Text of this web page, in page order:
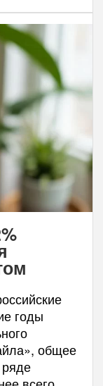
годы
общее